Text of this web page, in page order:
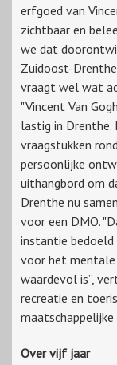
erfgoed van
zichtbaar en
we dat
Zuidoost-
vraagt wel wat
"Vincent Van
lastig in Drenthe.
vraagstukken
persoonlijke
uithangbord om
Drenthe nu
voor een DMO.
instantie
voor het mentale
waardevol is”,
recreatie en
maatschappelijke
Over vijf jaar